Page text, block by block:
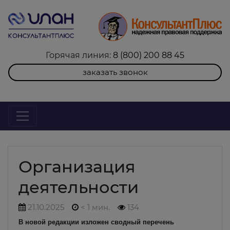
Горячая линия: 8 (800) 200 88 45
заказать звонок
Организация
деятельности
21.10.2025 < 1 мин. 134
В новой редакции изложен сводный перечень